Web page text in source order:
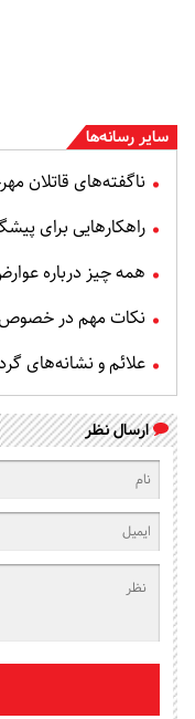
سایر رسانه‌ها
ناگفته‌های قاتلان
راهکارهایی برای
همه چیز درباره
نکات مهم در
علائم و
ارسال نظر